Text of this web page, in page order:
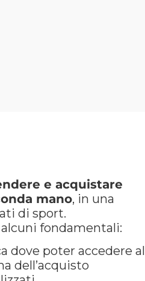
e acquistare
mano, in una
di sport.
fondamentali:
dove poter accedere al
dell’acquisto